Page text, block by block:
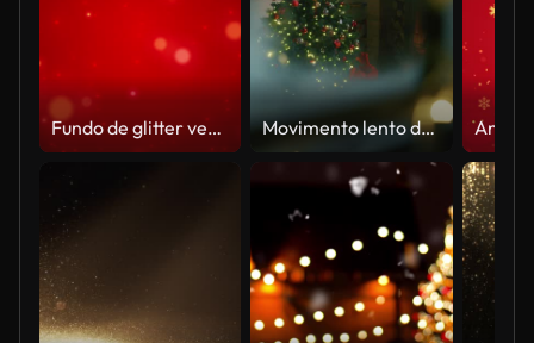
Fundo de glitter vermelho cintilante cintilante Movimento lento da sala de visitas acolhedora com chaminé, luzes e a árvore de Natal decorada vista do indicador nevado.